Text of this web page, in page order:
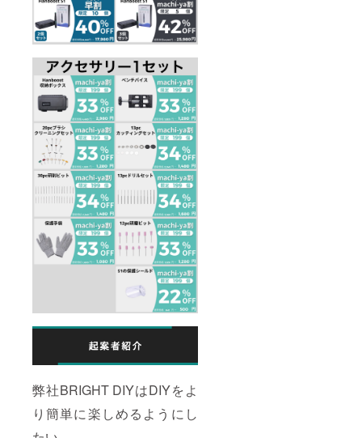
弊社BRIGHT DIYはDIYをよ
り簡単に楽しめるようにし